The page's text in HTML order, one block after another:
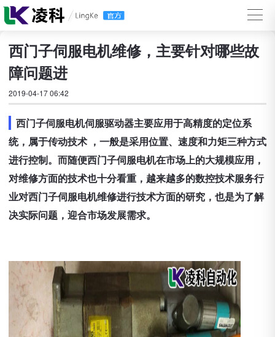
西门子伺服电机维修，主要针对哪些故
障问题进
2019-04-17 06:42
西门子伺服电机伺服驱动器主要应用于高精度的定位系
统，属于传动技术 ，一般是采用位置、速度和力矩三种方式
进行控制。而随便西门子伺服电机在市场上的大规模应用，
对维修方面的技术也十分看重，越来越多的数控技术服务行
业对西门子伺服电机维修进行技术方面的研究，也是为了解
决实际问题，迎合市场发展需求。